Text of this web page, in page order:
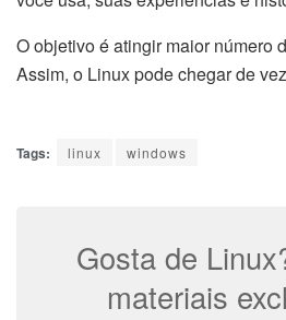
O objetivo é atingir maior número
Assim, o Linux pode chegar de
Tags: linux windows
Gosta de
materiais